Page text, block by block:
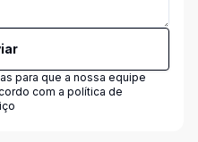
para que a nossa equipe
com a política de